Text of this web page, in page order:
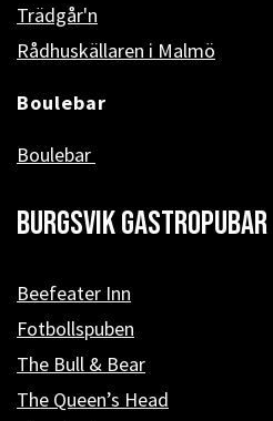
Trädgår'n
Rådhuskällaren i Malmö
Boulebar
Boulebar
Burgsvik Gastropubar
Beefeater Inn
Fotbollspuben
The Bull & Bear
The Queen’s Head